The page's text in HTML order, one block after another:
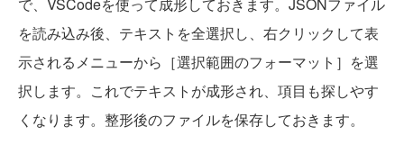
で、VSCodeを使って成形しておきます。JSONファイル
を読み込み後、テキストを全選択し、右クリックして表
示されるメニューから［選択範囲のフォーマット］を選
択します。これでテキストが成形され、項目も探しやす
くなります。整形後のファイルを保存しておきます。